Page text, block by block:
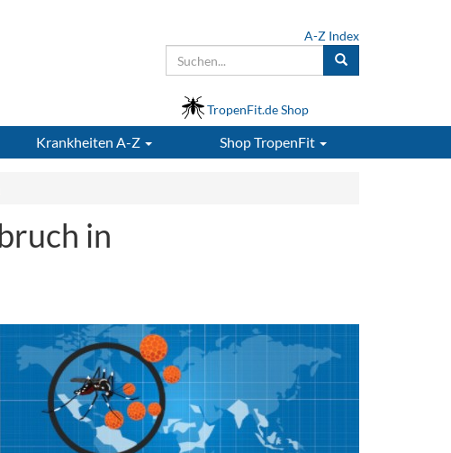
A-Z Index
TropenFit.de Shop
Krankheiten A-Z ShopTropenFit
in